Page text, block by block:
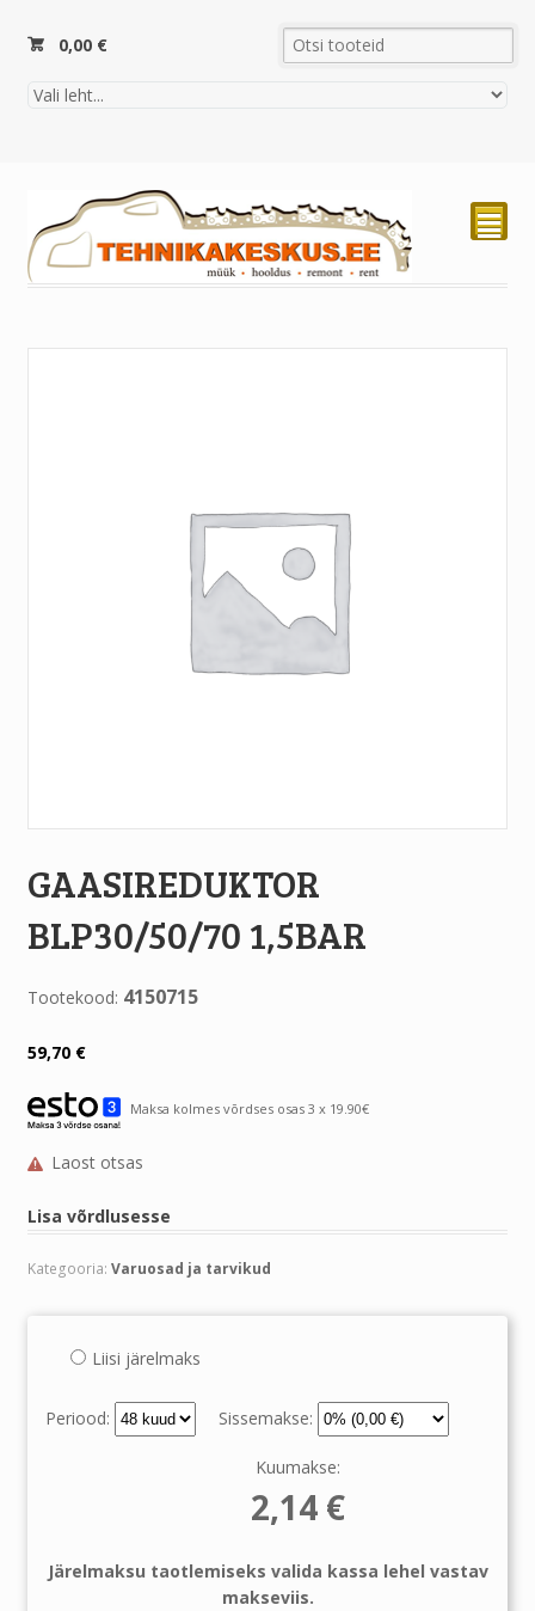
0,00 €
²
GAASIREDUKTOR
BLP30/50/70 1,5BAR
Tootekood: 4150715
59,70 €
Maksa kolmes võrdses osas 3 x 19.90€
Laost otsas
Lisa võrdlusesse
Kategooria: Varuosad ja tarvikud
Liisi järelmaks
Periood: Sissemakse:
Kuumakse:
2,14€
Järelmaksu taotlemiseks valida kassa lehel vastav
makseviis.